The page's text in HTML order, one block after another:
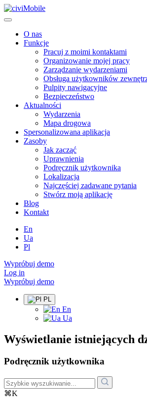
O nas
Funkcje
Pracuj z moimi kontaktami
Organizowanie mojej pracy
Zarządzanie wydarzeniami
Obsługa użytkowników
Pulpity nawigacyjne
Bezpieczeństwo
Aktualności
Wydarzenia
Mapa drogowa
Spersonalizowana aplikacja
Zasoby
Jak zacząć
Uprawnienia
Podręcznik użytkownika
Lokalizacja
Najczęściej zadawane pytania
Stwórz moją aplikację
Blog
Kontakt
En
Ua
Pl
Wypróbuj demo
Log in
Wypróbuj demo
PL
En
Ua
Wyświetlanie istniejących
Podręcznik użytkownika
⌘K